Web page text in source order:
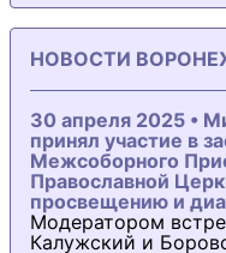
НОВОСТИ
30 апреля 2025 •
принял участие в
Межсоборного
Православной
просвещению и
Модератором
Калужский и